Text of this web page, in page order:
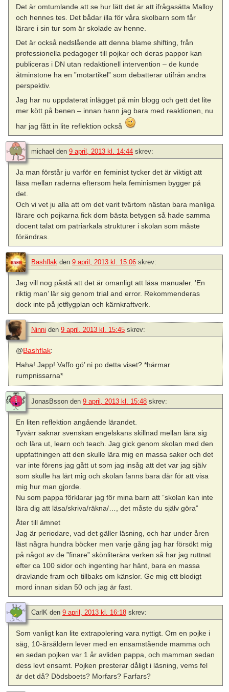
Det är omtumlande att se hur lätt det är att ifrågasätta Malloy
och hennes tes. Det bådar illa för våra skolbarn som får
lärare i sin tur som är skolade av henne.
Det är också nedslående att denna blame shifting, från
professionella pedagoger till pojkar och deras pappor kan
publiceras i DN utan redaktionell intervention – de kunde
åtminstone ha en ”motartikel” som debatterar utifrån andra
perspektiv.
Jag har nu uppdaterat inlägget på min blogg och gett det lite
mer kött på benen – innan hann jag bara med reaktionen, nu
har jag fått in lite reflektion också
michael den 9 april, 2013 kl. 14:44 skrev:
Ja man förstår ju varför en feminist tycker det är viktigt att
läsa mellan raderna eftersom hela feminismen bygger på
det.
Och vi vet ju alla att om det varit tvärtom nästan bara manliga
lärare och pojkarna fick dom bästa betygen så hade samma
docent talat om patriarkala strukturer i skolan som måste
förändras.
Bashflak den 9 april, 2013 kl. 15:06 skrev:
Jag vill nog påstå att det är omanligt att läsa manualer. ’En
riktig man’ lär sig genom trial and error. Rekommenderas
dock inte på jetflygplan och kärnkraftverk.
Ninni den 9 april, 2013 kl. 15:45 skrev:
@Bashflak:
Haha! Japp! Vaffo gö’ ni po detta viset? *härmar
rumpnissarna*
JonasBsson den 9 april, 2013 kl. 15:48 skrev:
En liten reflektion angående lärandet.
Tyvärr saknar svenskan engelskans skillnad mellan lära sig
och lära ut, learn och teach. Jag gick genom skolan med den
uppfattningen att den skulle lära mig en massa saker och det
var inte förens jag gått ut som jag insåg att det var jag själv
som skulle ha lärt mig och skolan fanns bara där för att visa
mig hur man gjorde.
Nu som pappa förklarar jag för mina barn att ”skolan kan inte
lära dig att läsa/skriva/räkna/…, det måste du själv göra”
Åter till ämnet
Jag är periodare, vad det gäller läsning, och har under åren
läst några hundra böcker men varje gång jag har försökt mig
på något av de ”finare” skönliterära verken så har jag ruttnat
efter ca 100 sidor och ingenting har hänt, bara en massa
dravlande fram och tillbaks om känslor. Ge mig ett blodigt
mord innan sidan 50 och jag är fast.
CarlK den 9 april, 2013 kl. 16:18 skrev:
Som vanligt kan lite extrapolering vara nyttigt. Om en pojke i
säg, 10-årsåldern lever med en ensamstående mamma och
en sedan pojken var 1 år avliden pappa, och mamman sedan
dess levt ensamt. Pojken presterar dåligt i läsning, vems fel
är det då? Dödsboets? Morfars? Farfars?